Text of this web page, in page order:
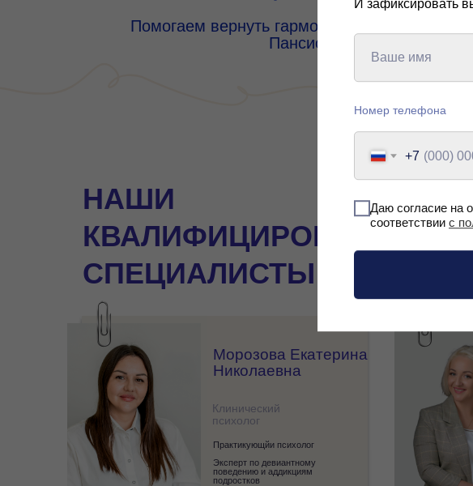
И зафиксировать
Номер телефона
+7
Даю согласие на
соответствии с
Помогаем вернуть гармонию дома и
Пансионат с
НАШИ
КВАЛИФИЦИРОВАННЫЕ
СПЕЦИАЛИСТЫ
Морозова Екатерина
Николаевна
Клинический
психолог
Практикующйи психолог
Эксперт по девиантному
поведению и аддикциям
подростков